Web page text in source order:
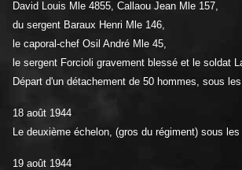
David Louis Mle 4855, Callaou Jean Mle 157,
du sergent Baraux Henri Mle 146,
le caporal-chef Osil André Mle 45,
le sergent Forcioli gravement blessé et le soldat
Départ d'un détachement de 50 hommes, sous
18 août 1944
Le deuxième échelon, (gros du régiment) sous
19 août 1944